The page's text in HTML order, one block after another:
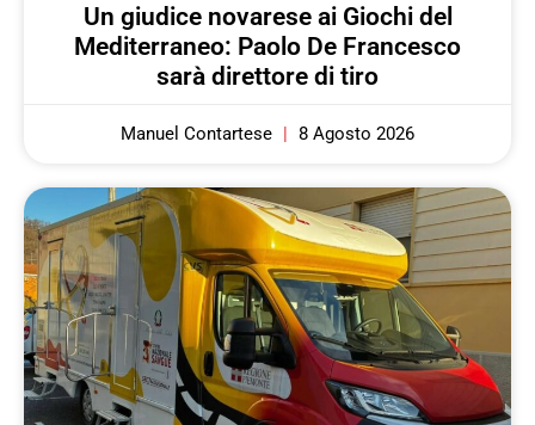
Un giudice novarese ai Giochi del
Mediterraneo: Paolo De Francesco
sarà direttore di tiro
Manuel Contartese 8 Agosto 2026